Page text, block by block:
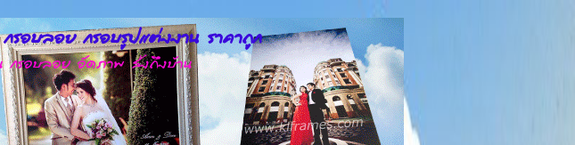
บลอย กรอบรูปแต่งงาน ราคาถูก
กรอบลอย อัดภาพ ส่งถึงบ้าน